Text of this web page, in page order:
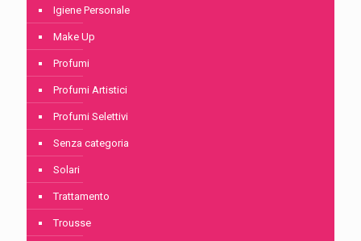
Igiene Personale
Make Up
Profumi
Profumi Artistici
Profumi Selettivi
Senza categoria
Solari
Trattamento
Trousse